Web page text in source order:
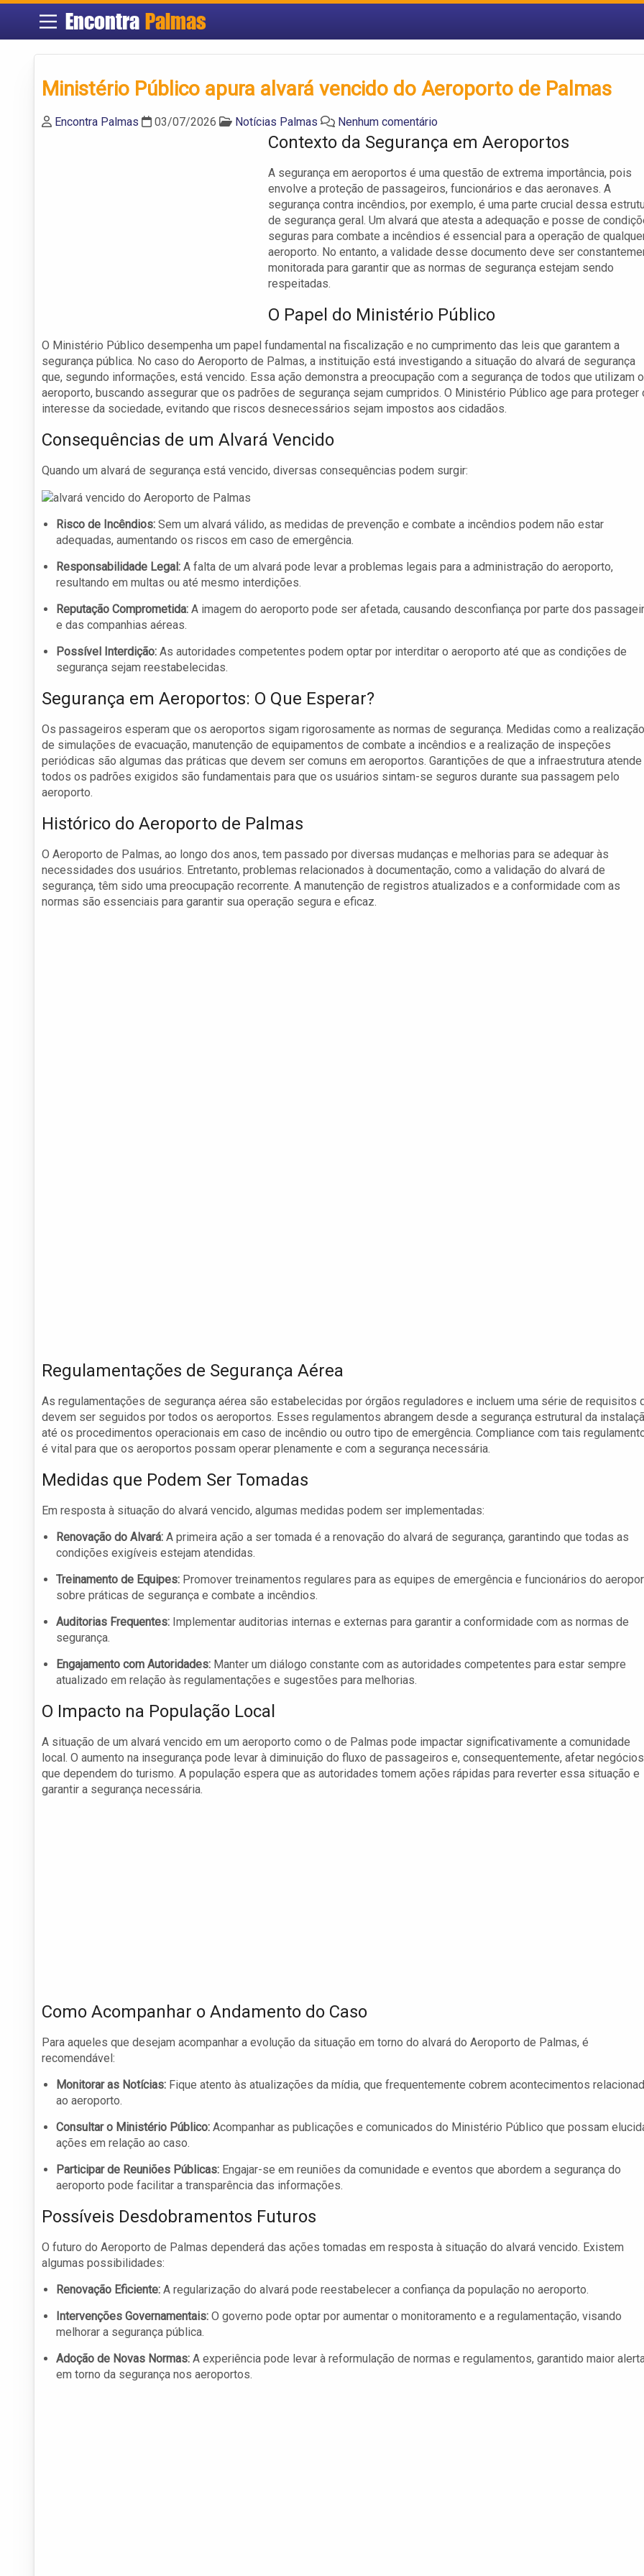
Encontra Palmas
Ministério Público apura alvará vencido do Aeroporto de Palmas
Encontra Palmas 03/07/2026 Notícias Palmas Nenhum comentário
Contexto da Segurança em Aeroportos
A segurança em aeroportos é uma questão de extrema importância, pois
envolve a proteção de passageiros, funcionários e das aeronaves. A
segurança contra incêndios, por exemplo, é uma parte crucial dessa
de segurança geral. Um alvará que atesta a adequação e posse de
seguras para combate a incêndios é essencial para a operação de
aeroporto. No entanto, a validade desse documento deve ser
monitorada para garantir que as normas de segurança estejam sendo
respeitadas.
O Papel do Ministério Público
O Ministério Público desempenha um papel fundamental na fiscalização e no cumprimento das leis que garantem a
segurança pública. No caso do Aeroporto de Palmas, a instituição está investigando a situação do alvará de segurança
que, segundo informações, está vencido. Essa ação demonstra a preocupação com a segurança de todos que utilizam o
aeroporto, buscando assegurar que os padrões de segurança sejam cumpridos. O Ministério Público age para proteger
interesse da sociedade, evitando que riscos desnecessários sejam impostos aos cidadãos.
Consequências de um Alvará Vencido
Quando um alvará de segurança está vencido, diversas consequências podem surgir:
Risco de Incêndios: Sem um alvará válido, as medidas de prevenção e combate a incêndios podem não estar
adequadas, aumentando os riscos em caso de emergência.
Responsabilidade Legal: A falta de um alvará pode levar a problemas legais para a administração do aeroporto,
resultando em multas ou até mesmo interdições.
Reputação Comprometida: A imagem do aeroporto pode ser afetada, causando desconfiança por parte dos
e das companhias aéreas.
Possível Interdição: As autoridades competentes podem optar por interditar o aeroporto até que as condições de
segurança sejam reestabelecidas.
Segurança em Aeroportos: O Que Esperar?
Os passageiros esperam que os aeroportos sigam rigorosamente as normas de segurança. Medidas como a realização
de simulações de evacuação, manutenção de equipamentos de combate a incêndios e a realização de inspeções
periódicas são algumas das práticas que devem ser comuns em aeroportos. Garantições de que a infraestrutura atende
todos os padrões exigidos são fundamentais para que os usuários sintam-se seguros durante sua passagem pelo
aeroporto.
Histórico do Aeroporto de Palmas
O Aeroporto de Palmas, ao longo dos anos, tem passado por diversas mudanças e melhorias para se adequar às
necessidades dos usuários. Entretanto, problemas relacionados à documentação, como a validação do alvará de
segurança, têm sido uma preocupação recorrente. A manutenção de registros atualizados e a conformidade com as
normas são essenciais para garantir sua operação segura e eficaz.
Regulamentações de Segurança Aérea
As regulamentações de segurança aérea são estabelecidas por órgãos reguladores e incluem uma série de requisitos
devem ser seguidos por todos os aeroportos. Esses regulamentos abrangem desde a segurança estrutural da
até os procedimentos operacionais em caso de incêndio ou outro tipo de emergência. Compliance com tais
é vital para que os aeroportos possam operar plenamente e com a segurança necessária.
Medidas que Podem Ser Tomadas
Em resposta à situação do alvará vencido, algumas medidas podem ser implementadas:
Renovação do Alvará: A primeira ação a ser tomada é a renovação do alvará de segurança, garantindo que todas as
condições exigíveis estejam atendidas.
Treinamento de Equipes: Promover treinamentos regulares para as equipes de emergência e funcionários do
sobre práticas de segurança e combate a incêndios.
Auditorias Frequentes: Implementar auditorias internas e externas para garantir a conformidade com as normas de
segurança.
Engajamento com Autoridades: Manter um diálogo constante com as autoridades competentes para estar sempre
atualizado em relação às regulamentações e sugestões para melhorias.
O Impacto na População Local
A situação de um alvará vencido em um aeroporto como o de Palmas pode impactar significativamente a comunidade
local. O aumento na insegurança pode levar à diminuição do fluxo de passageiros e, consequentemente, afetar negócios
que dependem do turismo. A população espera que as autoridades tomem ações rápidas para reverter essa situação e
garantir a segurança necessária.
Como Acompanhar o Andamento do Caso
Para aqueles que desejam acompanhar a evolução da situação em torno do alvará do Aeroporto de Palmas, é
recomendável:
Monitorar as Notícias: Fique atento às atualizações da mídia, que frequentemente cobrem acontecimentos
ao aeroporto.
Consultar o Ministério Público: Acompanhar as publicações e comunicados do Ministério Público que possam
ações em relação ao caso.
Participar de Reuniões Públicas: Engajar-se em reuniões da comunidade e eventos que abordem a segurança do
aeroporto pode facilitar a transparência das informações.
Possíveis Desdobramentos Futuros
O futuro do Aeroporto de Palmas dependerá das ações tomadas em resposta à situação do alvará vencido. Existem
algumas possibilidades:
Renovação Eficiente: A regularização do alvará pode reestabelecer a confiança da população no aeroporto.
Intervenções Governamentais: O governo pode optar por aumentar o monitoramento e a regulamentação, visando
melhorar a segurança pública.
Adoção de Novas Normas: A experiência pode levar à reformulação de normas e regulamentos, garantido maior
em torno da segurança nos aeroportos.